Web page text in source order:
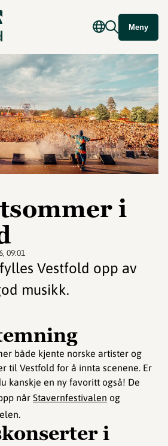
Meny
i
09:01
Vestfold opp av
musikk.
både kjente norske artister og
til Vestfold for å innta scenene. Er
kanskje en ny favoritt også! De
når Stavernfestivalen og
i